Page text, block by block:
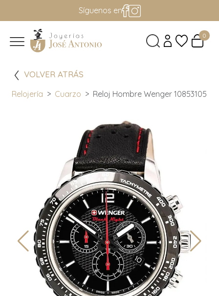
Síguenos en
0
VOLVER ATRÁS
Relojería Cuarzo Reloj Hombre Wenger 10853105